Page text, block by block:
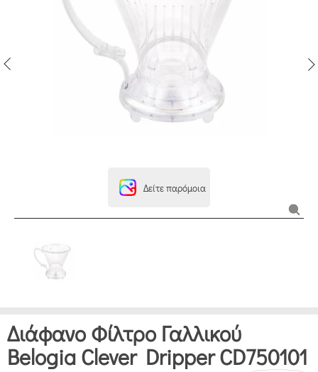
Δείτε παρόμοια
Διάφανο Φίλτρο Γαλλικού
Belogia Clever Dripper CD750101